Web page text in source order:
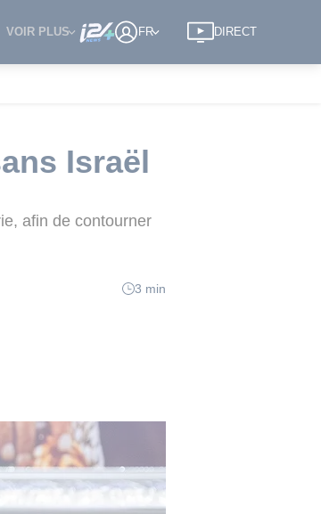
VOIR PLUS FR DIRECT
Israël
afin de contourner
3 min